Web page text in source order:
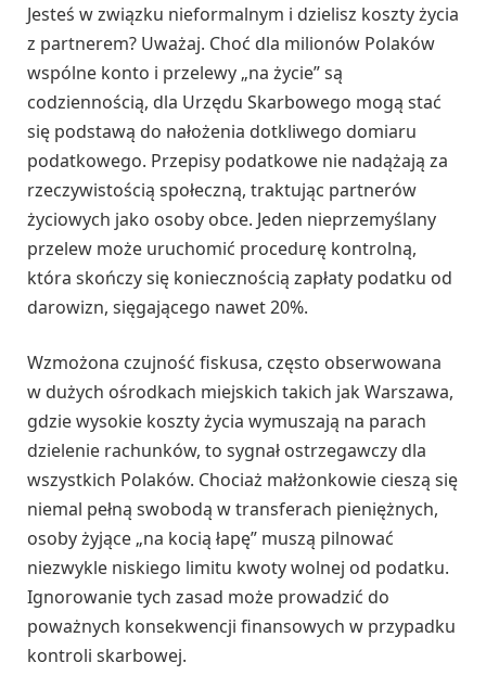
Jesteś w związku nieformalnym i dzielisz koszty życia
z partnerem? Uważaj. Choć dla milionów Polaków
wspólne konto i przelewy „na życie” są
codziennością, dla Urzędu Skarbowego mogą stać
się podstawą do nałożenia dotkliwego domiaru
podatkowego. Przepisy podatkowe nie nadążają za
rzeczywistością społeczną, traktując partnerów
życiowych jako osoby obce. Jeden nieprzemyślany
przelew może uruchomić procedurę kontrolną,
która skończy się koniecznością zapłaty podatku od
darowizn, sięgającego nawet 20%.
Wzmożona czujność fiskusa, często obserwowana
w dużych ośrodkach miejskich takich jak Warszawa,
gdzie wysokie koszty życia wymuszają na parach
dzielenie rachunków, to sygnał ostrzegawczy dla
wszystkich Polaków. Chociaż małżonkowie cieszą się
niemal pełną swobodą w transferach pieniężnych,
osoby żyjące „na kocią łapę” muszą pilnować
niezwykle niskiego limitu kwoty wolnej od podatku.
Ignorowanie tych zasad może prowadzić do
poważnych konsekwencji finansowych w przypadku
kontroli skarbowej.